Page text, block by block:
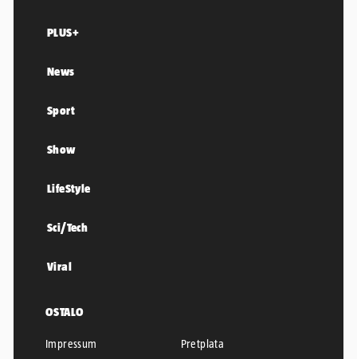
PLUS+
News
Sport
Show
LifeStyle
Sci/Tech
Viral
OSTALO
Impressum Pretplata